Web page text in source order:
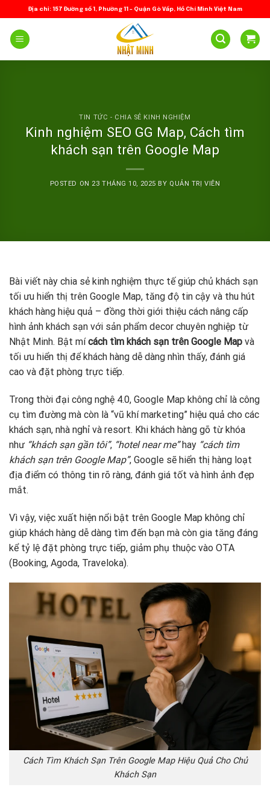
to
content
Địa chỉ: 157 Đường số 1, Phường 11 – Quận Gò Vấp, Hồ Chí Minh Việt Nam
TIN TỨC - CHIA SẺ KINH NGHIỆM
Kinh nghiệm SEO GG Map, Cách tìm
khách sạn trên Google Map
POSTED ON 23 THÁNG 10, 2025 BY QUẢN TRỊ VIÊN
Bài viết này chia sẻ kinh nghiệm thực tế giúp chủ khách sạn
tối ưu hiển thị trên Google Map, tăng độ tin cậy và thu hút
khách hàng hiệu quả – đồng thời giới thiệu cách nâng cấp
hình ảnh khách sạn với sản phẩm decor chuyên nghiệp từ
Nhật Minh. Bật mícách tìm khách sạn trên Google Map và
tối ưu hiển thị để khách hàng dễ dàng nhìn thấy, đánh giá
cao và đặt phòng trực tiếp.
Trong thời đại công nghệ 4.0, Google Map không chỉ là công
cụ tìm đường mà còn là “vũ khí marketing” hiệu quả cho các
khách sạn, nhà nghỉ và resort. Khi khách hàng gõ từ khóa
như “khách sạn gần tôi”, “hotel near me”hay “cách tìm
khách sạn trên Google Map”, Google sẽ hiển thị hàng loạt
địa điểm có thông tin rõ ràng, đánh giá tốt và hình ảnh đẹp
mắt.
Vì vậy, việc xuất hiện nổi bật trên Google Map không chỉ
giúp khách hàng dễ dàng tìm đến bạn mà còn gia tăng đáng
kể tỷ lệ đặt phòng trực tiếp, giảm phụ thuộc vào OTA
(Booking, Agoda, Traveloka).
Cách Tìm Khách Sạn Trên Google Map Hiệu Quả Cho Chủ
Khách Sạn